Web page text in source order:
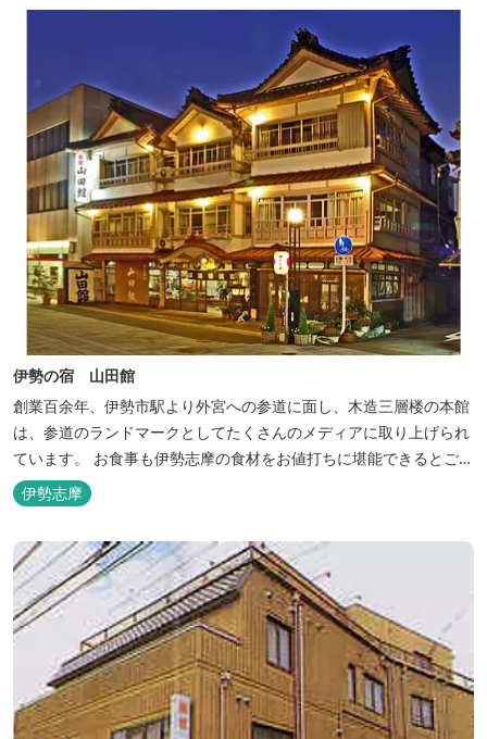
伊勢の宿 山田館
創業百余年、伊勢市駅より外宮への参道に面し、木造三層楼の本館
は、参道のランドマークとしてたくさんのメディアに取り上げられ
ています。 お食事も伊勢志摩の食材をお値打ちに堪能できるとご好
評いただいています。
伊勢志摩